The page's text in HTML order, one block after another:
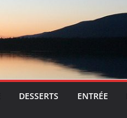
DESSERTS ENTRÉE